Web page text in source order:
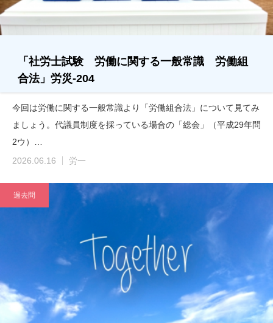
「社労士試験 労働に関する一般常識 労働組
合法」労災-204
今回は労働に関する一般常識より「労働組合法」について見てみ
ましょう。代議員制度を採っている場合の「総会」（平成29年問
2ウ）…
2026.06.16
労一
過去問